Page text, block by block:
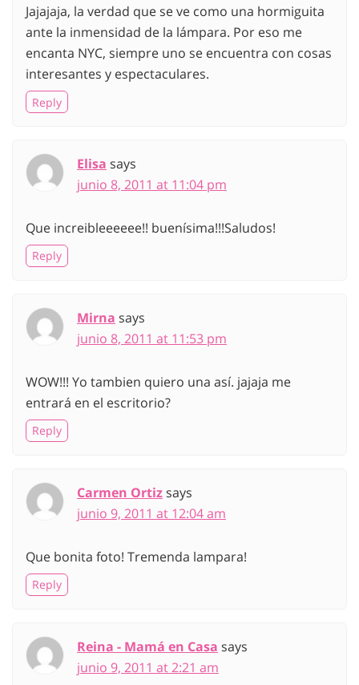
Jajajaja, la verdad que se ve como una hormiguita
ante la inmensidad de la lámpara. Por eso me
encanta NYC, siempre uno se encuentra con cosas
interesantes y espectaculares.
Reply
Elisa says
junio 8, 2011 at 11:04 pm
Que increibleeeeee!! buenísima!!!Saludos!
Reply
Mirna says
junio 8, 2011 at 11:53 pm
WOW!!! Yo tambien quiero una así. jajaja me
entrará en el escritorio?
Reply
Carmen Ortizsays
junio 9, 2011 at 12:04 am
Que bonita foto! Tremenda lampara!
Reply
Reina - Mamá en Casa says
junio 9, 2011 at 2:21 am